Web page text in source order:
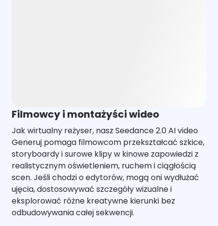
Filmowcy i montażyści wideo
Jak wirtualny reżyser, nasz Seedance 2.0 AI video
Generuj pomaga filmowcom przekształcać szkice,
storyboardy i surowe klipy w kinowe zapowiedzi z
realistycznym oświetleniem, ruchem i ciągłością
scen. Jeśli chodzi o edytorów, mogą oni wydłużać
ujęcia, dostosowywać szczegóły wizualne i
eksplorować różne kreatywne kierunki bez
odbudowywania całej sekwencji.